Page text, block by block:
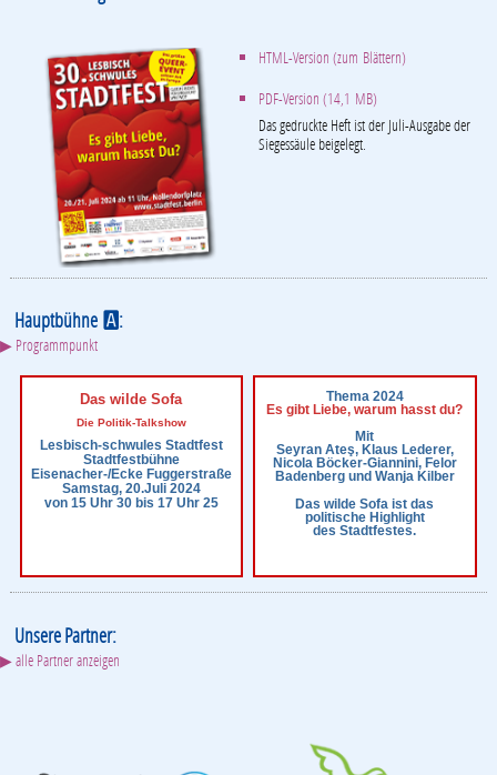
HTML-Version (zum Blättern)
PDF-Version (14,1 MB)
Das gedruckte Heft ist der Juli-Ausgabe der
Siegessäule beigelegt.
HauptbühneA:
▶ Programmpunkt
Das wilde Sofa
Die Politik-Talkshow
Lesbisch-schwules Stadtfest
Stadtfestbühne
Eisenacher-/Ecke Fuggerstraße
Samstag, 20.Juli 2024
von 15 Uhr 30 bis 17 Uhr 25
Thema 2024
Es gibt Liebe, warum hasst du?
Mit
Seyran Ateş, Klaus Lederer,
Nicola Böcker-Giannini, Felor
Badenberg und Wanja Kilber
Das wilde Sofa ist das
politische Highlight
des Stadtfestes.
Unsere Partner:
▶ alle Partner anzeigen